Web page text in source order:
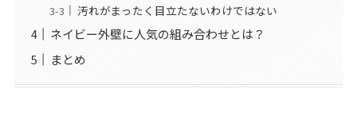
汚れがまったく目立たないわけではない
ネイビー外壁に人気の組み合わせとは？
まとめ